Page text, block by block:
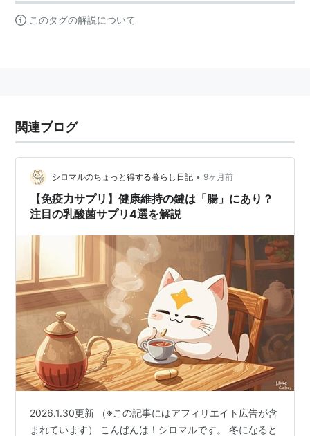
このタグの解説について
関連ブログ
シロマルのちょっと得する暮らし日記 • 9ヶ月前
【免疫力サプリ】健康維持の鍵は「腸」にあり？
注目の乳酸菌サプリ4選を解説
2026.1.30更新 （※この記事にはアフィリエイト広告が含
まれています） こんばんは！シロマルです。 冬になると